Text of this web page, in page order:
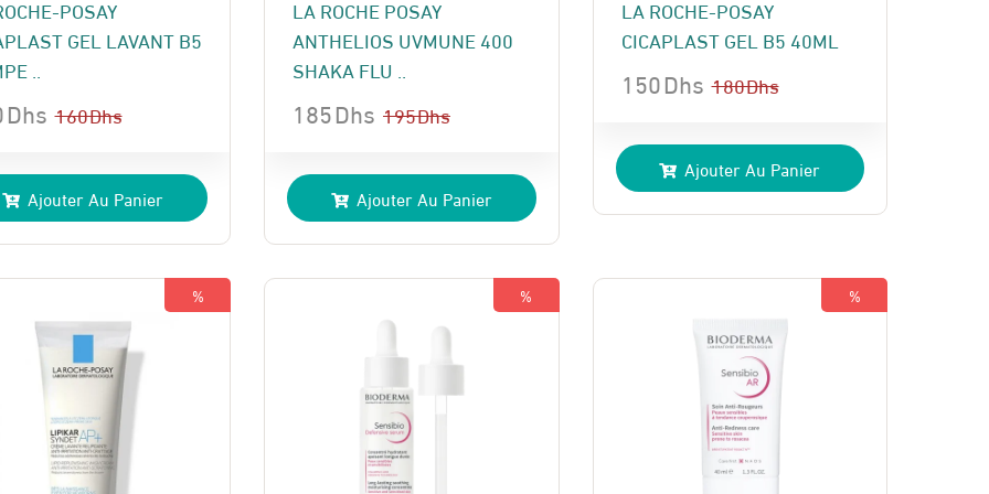
POSAY
GEL LAVANT B5
..
160Dhs
:
Dhs.
Dhs
Dhs.
Ajouter Au Panier
LA ROCHE POSAY
ANTHELIOS UVMUNE 400
SHAKA FLU ..
195Dhs
prix
initial
était :
195 Dhs.
185Dhs
prix
actuel
est :
185 Dhs.
Ajouter Au Panier
LA ROCHE-POSAY
CICAPLAST GEL B5 40ML
180Dhs
prix
initial
était :
150Dhs
prix
actuel
est :
Ajouter Au Panier
% % %